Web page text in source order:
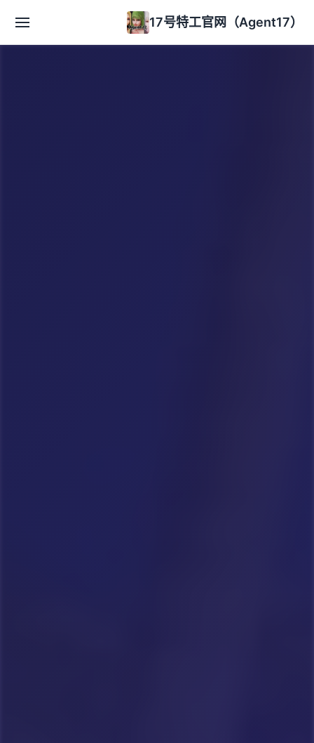
17号特工官网（Agent17）